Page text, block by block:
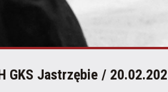
GKS Jastrzębie /